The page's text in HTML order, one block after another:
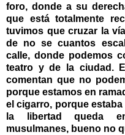
foro, donde a su
que está totalmente
tuvimos que cruzar la
de no se cuantos
calle, donde podemos
teatro y de la ciudad.
comentan que no
porque estamos en
el cigarro, porque
la libertad queda
musulmanes, bueno no